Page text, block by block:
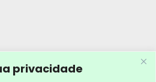
privacidade